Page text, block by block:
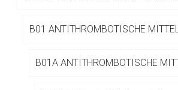
B01 ANTITHROMBOTISCHE
B01A ANTITHROMBOTISCHE